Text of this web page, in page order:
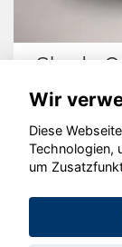
Skoda
©
Wir
Diese
Technologien,
um